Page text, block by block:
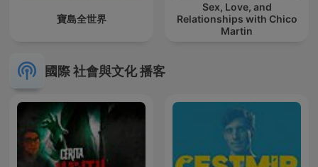
寶島全世界
Sex, Love, and
Relationships with Chico
Martin
國際 社會與文化 播客